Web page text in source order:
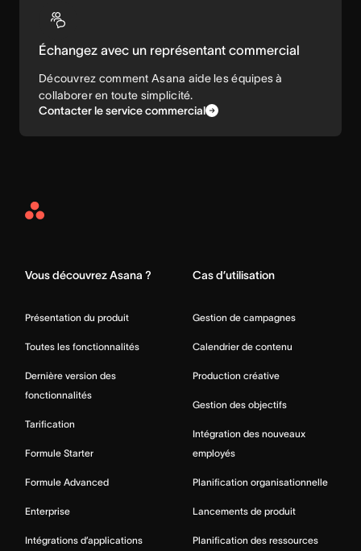
Échangez avec un représentant commercial
Découvrez comment Asana aide les équipes à
collaborer en toute simplicité.
Contacter le service commercial
Asana
Vous découvrez Asana ?
Présentation du produit
Toutes les fonctionnalités
Dernière version des
fonctionnalités
Tarification
Formule Starter
Formule Advanced
Enterprise
Intégrations d’applications
Cas d’utilisation
Gestion de campagnes
Calendrier de contenu
Production créative
Gestion des objectifs
Intégration des nouveaux
employés
Planification organisationnelle
Lancements de produit
Planification des ressources